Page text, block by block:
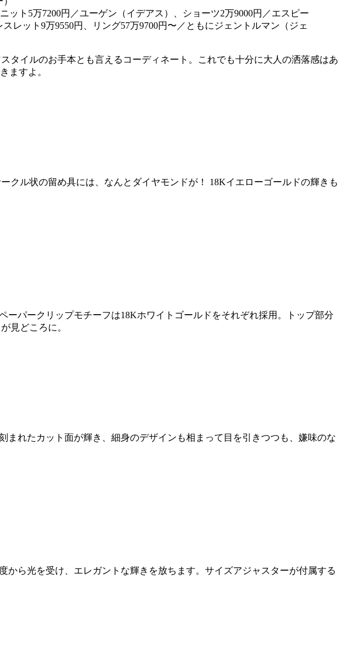
ト5万7200円／ユーゲン（イデアス）、ショーツ2万9000円／エスピー
レット9万9550円、リング57万9700円〜／ともにジェントルマン（ジェ
タイルのお手本とも言えるコーディネート。これでも十分に大人の洒落感はあ
ますよ。
ル状の留め具には、なんとダイヤモンドが！ 18Kイエローゴールドの輝きも
パークリップモチーフは18Kホワイトゴールドをそれぞれ採用。トップ部分
見どころに。
れたカット面が輝き、細身のデザインも相まって目を引きつつも、嫌味のな
ら光を受け、エレガントな輝きを放ちます。サイズアジャスターが付属する